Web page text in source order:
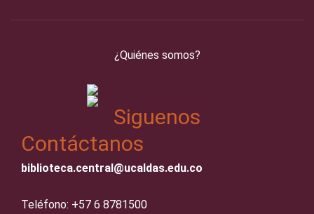
¿Quiénes somos?
Siguenos
Contáctanos
biblioteca.central@ucaldas.edu.co
Teléfono: +57 6 8781500